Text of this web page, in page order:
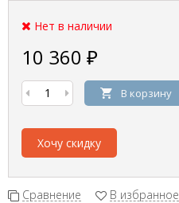
Нет в наличии
10 360 ₽
В корзину
Хочу скидку
Сравнение В избранное